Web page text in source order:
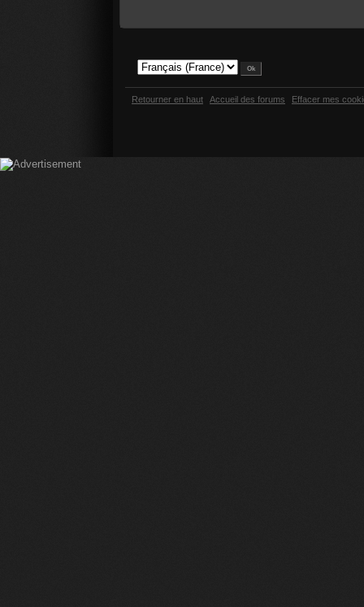
Retourner en haut Accueil des forums Effacer mes